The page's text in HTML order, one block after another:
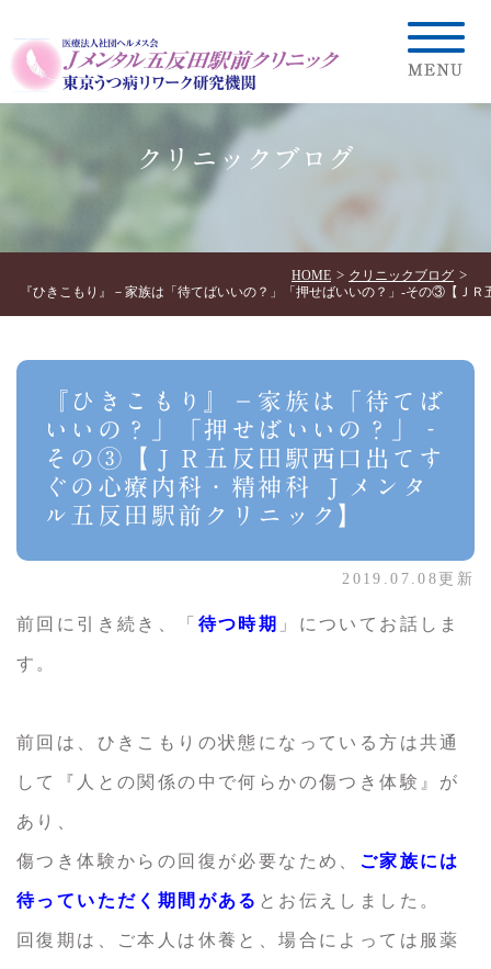
クリニックブログ
HOME
クリニックブログ
『ひきこもり』－家族は「待てばいいの？」「押せばいいの？」‐その③【Ｊ
『ひきこもり』－家族は「待てば
いいの？」「押せばいいの？」‐
その③【ＪＲ五反田駅西口出てす
ぐの心療内科・精神科 Ｊメンタ
ル五反田駅前クリニック】
2019.07.08更新
前回に引き続き、「 待つ時期 」についてお話しま
す。
前回は、ひきこもりの状態になっている方は共通
して『人との関係の中で何らかの傷つき体験』が
あり、
傷つき体験からの回復が必要なため、 ご家族には
待っていただく期間がある とお伝えしました。
回復期は、ご本人は休養と、場合によっては服薬